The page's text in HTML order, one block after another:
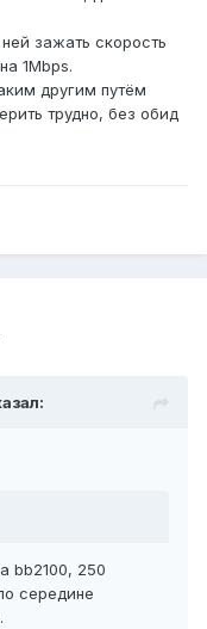
зажать скорость
1Mbps.
другим путём
трудно, без обид
bb2100, 250
середине